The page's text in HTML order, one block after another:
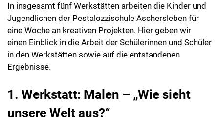
In insgesamt fünf Werkstätten arbeiten die Kinder und
Jugendlichen der Pestalozzischule Aschersleben für
eine Woche an kreativen Projekten. Hier geben wir
einen Einblick in die Arbeit der Schülerinnen und Schüler
in den Werkstätten sowie auf die entstandenen
Ergebnisse.
1. Werkstatt: Malen – „Wie sieht
unsere Welt aus?“